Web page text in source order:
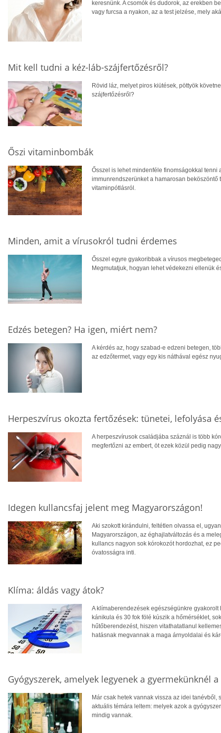
keresnünk. A csomók és dudorok, az erekben
vagy furcsa a nyakon, az a test jelzése, mely
Mit kell tudni a kéz-láb-szájfertőzésről?
Rövid láz, melyet piros kiütések, pöttyök
szájfertőzésről?
Őszi vitaminbombák
Ősszel is lehet mindenféle finomságokkal tenni
immunrendszerünket a hamarosan
vitaminpótlásról.
Minden, amit a vírusokról tudni érdemes
Ősszel egyre gyakoribbak a vírusos
Megmutatjuk, hogyan lehet védekezni ellenük
Edzés betegen? Ha igen, miért nem?
A kérdés az, hogy szabad-e edzeni betegen,
az edzőtermet, vagy egy kis náthával egész
Herpeszvírus okozta fertőzések: tünetei, lefolyása
A herpeszvírusok családjába száznál is több
megfertőzni az embert, öt ezek közül pedig
Idegen kullancsfaj jelent meg Magyarországon!
Aki szokott kirándulni, feltétlen olvassa el,
Magyarországon, az éghajlatváltozás és a
kullancs nagyon sok kórokozót hordozhat, ez
óvatosságra inti.
Klíma: áldás vagy átok?
A klímaberendezések egészségünkre
kánikula és 30 fok fölé kúszik a hőmérséklet,
hűtőberendezést, hiszen vitathatatlanul
hatásnak megvannak a maga árnyoldalai és
Gyógyszerek, amelyek legyenek a gyermekünknél
Már csak hetek vannak vissza az idei
aktuális témára leltem: melyek azok a
mindig vannak.